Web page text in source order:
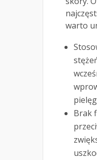
warto
Brak